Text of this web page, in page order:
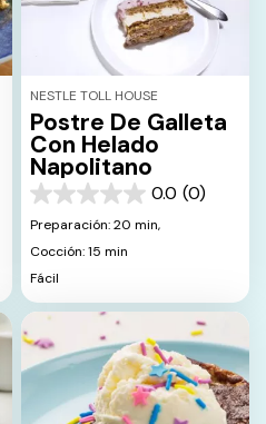
NESTLE TOLL HOUSE
Postre De Galleta
Con Helado
Napolitano
0.0 (0)
0.0
de
estrellas.
Preparación: 20 min,
Cocción: 15 min
Fácil